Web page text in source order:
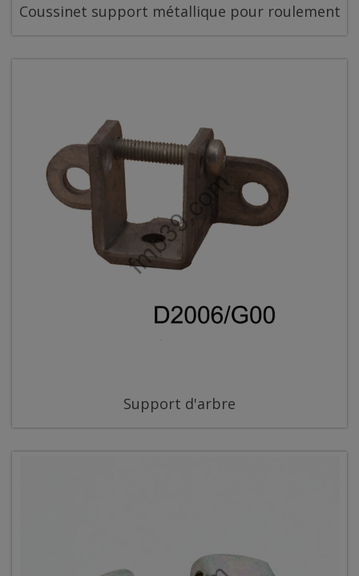
Coussinet support métallique pour roulement
Support d'arbre